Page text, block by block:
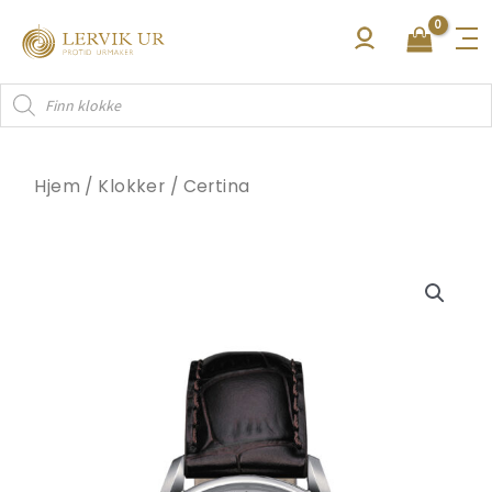
rett
innholdet
Products
search
Hjem / Klokker / Certina